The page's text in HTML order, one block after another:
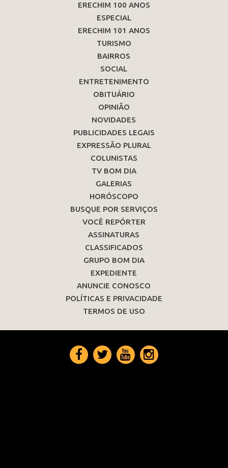
ERECHIM 100 ANOS
ESPECIAL
ERECHIM 101 ANOS
TURISMO
BAIRROS
SOCIAL
ENTRETENIMENTO
OBITUÁRIO
OPINIÃO
NOVIDADES
PUBLICIDADES LEGAIS
EXPRESSÃO PLURAL
COLUNISTAS
TV BOM DIA
GALERIAS
HORÓSCOPO
BUSQUE POR SERVIÇOS
VOCÊ REPÓRTER
ASSINATURAS
CLASSIFICADOS
GRUPO BOM DIA
EXPEDIENTE
ANUNCIE CONOSCO
POLÍTICAS E PRIVACIDADE
TERMOS DE USO